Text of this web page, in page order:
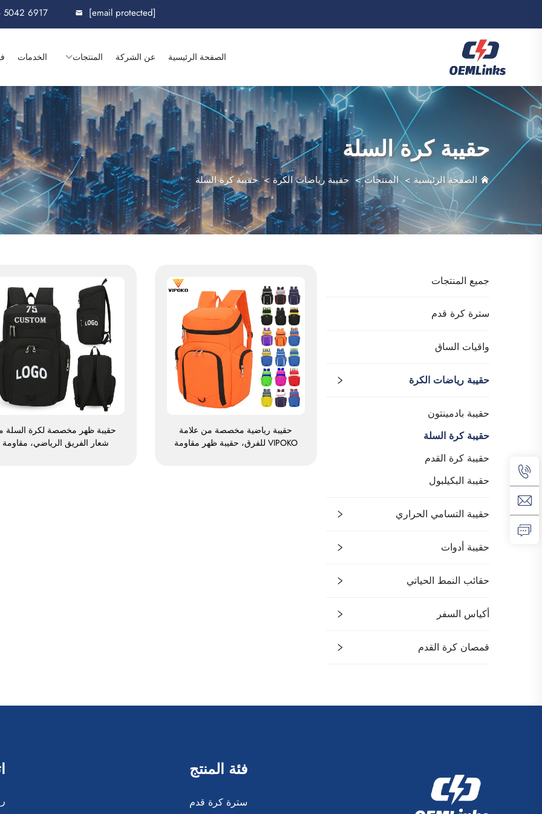
5042 6917 [email protected]
الصفحة الرئيسية عن الشركة المنتجات الخدمات
حقيبة كرة السلة
الصفحة الرئيسية>المنتجات>حقيبة رياضات الكرة >حقيبة كرة السلة
جميع المنتجات
سترة كرة قدم
واقيات الساق
حقيبة رياضات الكرة
حقيبة بادمينتون
حقيبة كرة السلة
حقيبة كرة القدم
حقيبة البكيلبول
حقيبة التسامي الحراري
حقيبة أدوات
حقائب النمط الحياتي
أكياس السفر
قمصان كرة القدم
حقيبة رياضية مخصصة من علامة
VIPOKO للفرق، حقيبة ظهر مقاومة
حقيبة ظهر مخصصة لكرة السلة
شعار الفريق الرياضي، مقاومة
فئة المنتج
سترة كرة قدم